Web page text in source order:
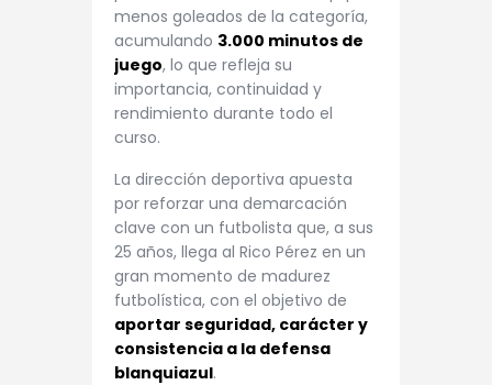
menos goleados de la categoría,
acumulando 3.000 minutos de
juego, lo que refleja su
importancia, continuidad y
rendimiento durante todo el
curso.
La dirección deportiva apuesta
por reforzar una demarcación
clave con un futbolista que, a sus
25 años, llega al Rico Pérez en un
gran momento de madurez
futbolística, con el objetivo de
aportar seguridad, carácter y
consistencia a la defensa
blanquiazul.